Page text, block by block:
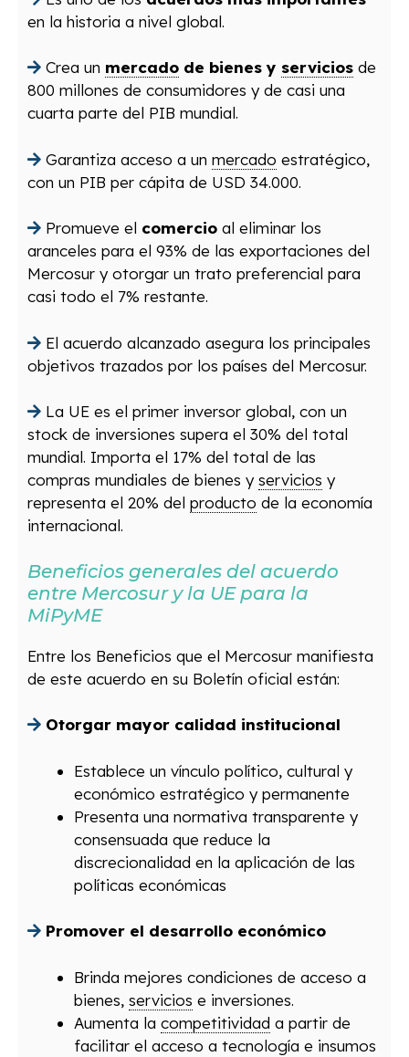
en la historia a nivel global.
Crea un mercado de bienes y servicios de
800 millones de consumidores y de casi una
cuarta parte del PIB mundial.
Garantiza acceso a un mercado estratégico,
con un PIB per cápita de USD 34.000.
Promueve el comercio al eliminar los
aranceles para el 93% de las exportaciones del
Mercosur y otorgar un trato preferencial para
casi todo el 7% restante.
El acuerdo alcanzado asegura los principales
objetivos trazados por los países del Mercosur.
La UE es el primer inversor global, con un
stock de inversiones supera el 30% del total
mundial. Importa el 17% del total de las
compras mundiales de bienes y servicios y
representa el 20% del producto de la economía
internacional.
Beneficios generales del acuerdo
entre Mercosur y la UE para la
MiPyME
Entre los Beneficios que el Mercosur manifiesta
de este acuerdo en su Boletín oficial están:
Otorgar mayor calidad institucional
Establece un vínculo político, cultural y
económico estratégico y permanente
Presenta una normativa transparente y
consensuada que reduce la
discrecionalidad en la aplicación de las
políticas económicas
Promover el desarrollo económico
Brinda mejores condiciones de acceso a
bienes, servicios e inversiones.
Aumenta la competitividad a partir de
facilitar el acceso a tecnología e insumos